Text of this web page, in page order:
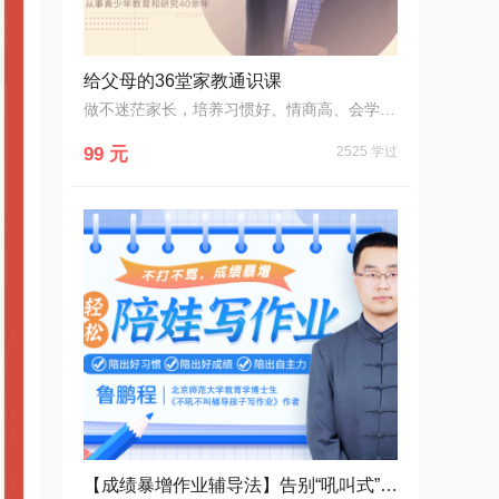
给父母的36堂家教通识课
99 元 2525 学过
【成绩暴增作业辅导法】告别“吼叫式”作业辅导，轻松陪娃写作业